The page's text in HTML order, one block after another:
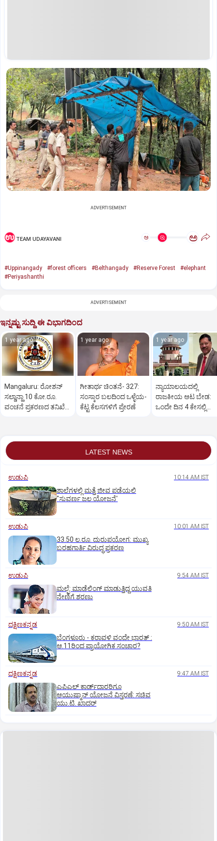
ADVERTISEMENT
TEAM UDAYAVANI ಅ ಅ
#Uppinangady #forest officers #Belthangady #Reserve Forest
#elephant
#Periyashanthi
ADVERTISEMENT
ಇನ್ನಷ್ಟು ಸುದ್ದಿ ಈ ವಿಭಾಗದಿಂದ
1 year ago
Mangaluru: ರೋಶನ್‌
ಸಲ್ಡಾನ್ಹಾ 10 ಕೋ.ರೂ.
ವಂಚನೆ ಪ್ರಕರಣದ ತನಿಖೆ
1 year ago
ಗೀತಾರ್ಥ ಚಿಂತನೆ- 327:
ಸಂಸ್ಕಾರ ಬಲದಿಂದ ಒಳ್ಳೆಯ-
ಕೆಟ್ಟ ಕೆಲಸಗಳಿಗೆ ಪ್ರೇರಣೆ
1 year ago
ನ್ಯಾಯಾಲಯದಲ್ಲಿ
ರಾಜಕೀಯ ಆಟ ಬೇಡ:
ಒಂದೇ ದಿನ 4 ಕೇಸಲ್ಲಿ
LATEST NEWS
ಉಡುಪಿ 10:14 AM IST
ಶಾಲೆಗಳಲ್ಲಿ ಮತ್ತೆ ಜೀವ ಪಡೆಯಲಿ
"ಸುವರ್ಣ ಜಲ ಯೋಜನೆ'
ಉಡುಪಿ 10:01 AM IST
33.50 ಲ.ರೂ. ದುರುಪಯೋಗ: ಮುಖ್ಯ
ಬರಹಗಾರ್ತಿ ವಿರುದ್ಧ ಪ್ರಕರಣ
ಉಡುಪಿ 9:54 AM IST
ಮಲ್ಪೆ: ಮಾಡೆಲಿಂಗ್ ಮಾಡುತ್ತಿದ್ದ ಯುವತಿ
ನೇಣಿಗೆ ಶರಣು
ದಕ್ಷಿಣಕನ್ನಡ 9:50 AM IST
ಬೆಂಗಳೂರು - ಕರಾವಳಿ ವಂದೇ ಭಾರತ್‌ :
ಆ.11ರಿಂದ ಪ್ರಾಯೋಗಿಕ ಸಂಚಾರ?
ದಕ್ಷಿಣಕನ್ನಡ 9:47 AM IST
ಎಪಿಎಲ್‌ ಕಾರ್ಡ್‌ದಾರರಿಗೂ
ಆಯುಷ್ಮಾನ್‌ ಯೋಜನೆ ವಿಸ್ತರಣೆ: ಸಚಿವ
ಯು.ಟಿ. ಖಾದರ್